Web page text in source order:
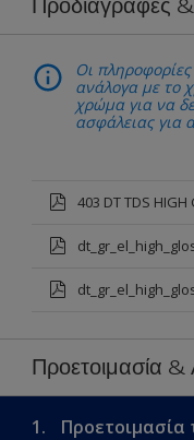
Οι
ανάλογα με το
χρώμα για να
ασφάλειας για
403 DT TDS
Προετοιμασία
1. Προετοιμασία